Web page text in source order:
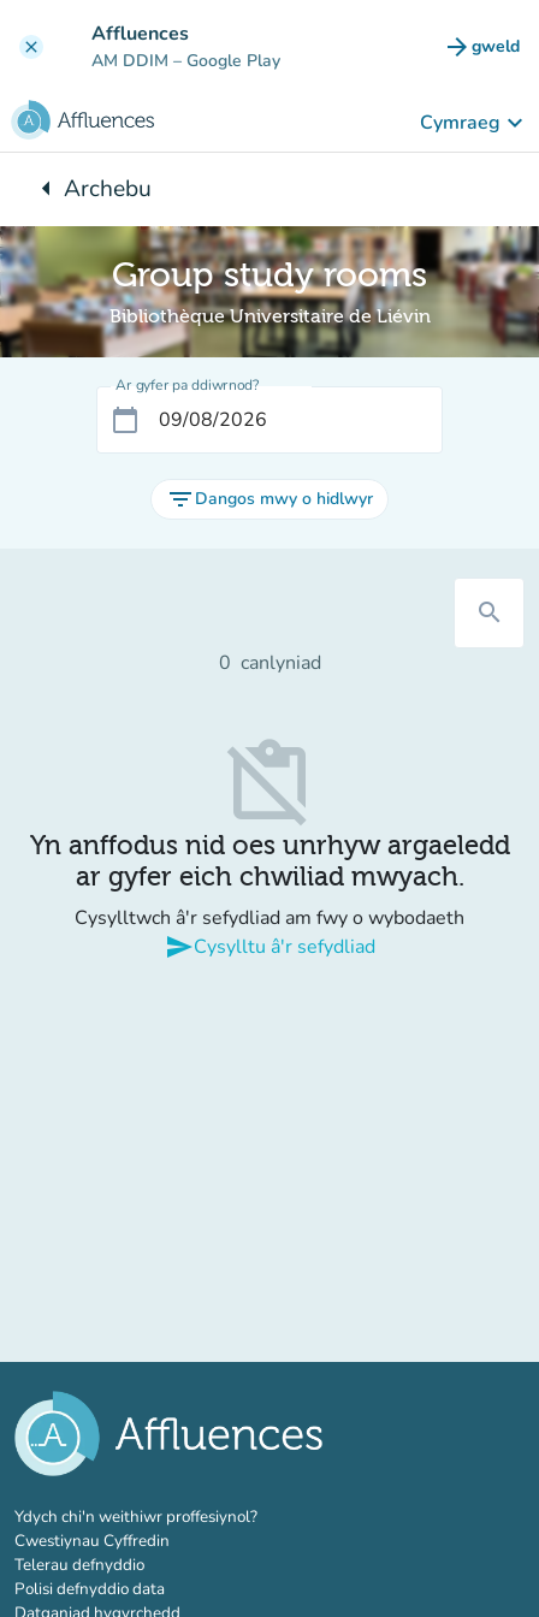
clear Affluences
AM DDIM – Google Play arrow_forward gweld
(tab
Cymraeg keyboard_arrow_down
arrow_leftYn ôl i:
Archebu
Group study rooms
Bibliothèque Universitaire de Liévin
Ar gyfer pa ddiwrnod?
calendar_today
filter_list Dangos mwy o hidlwyr
search
0 canlyniad
content_paste_off
Yn anffodus nid oes unrhyw argaeledd
ar gyfer eich chwiliad mwyach.
Cysylltwch â'r sefydliad am fwy o wybodaeth
sendCysylltu â'r sefydliad
Ydych chi'n weithiwr proffesiynol?(tab newydd)
Cwestiynau Cyffredin
Telerau defnyddio
Polisi defnyddio data